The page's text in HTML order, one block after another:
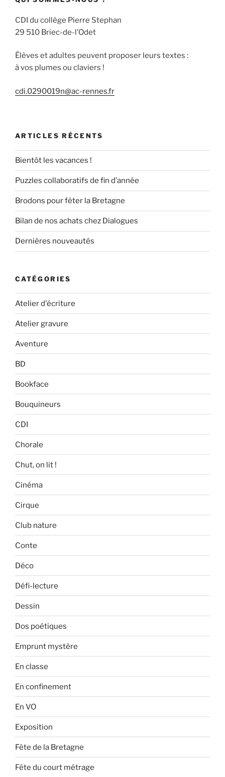
CDI du collège Pierre Stephan
29 510 Briec-de-l’Odet
Élèves et adultes peuvent proposer leurs textes :
à vos plumes ou claviers !
cdi.0290019n@ac-rennes.fr
ARTICLES RÉCENTS
Bientôt les vacances !
Puzzles collaboratifs de fin d’année
Brodons pour fêter la Bretagne
Bilan de nos achats chez Dialogues
Dernières nouveautés
CATÉGORIES
Atelier d'écriture
Atelier gravure
Aventure
BD
Bookface
Bouquineurs
CDI
Chorale
Chut, on lit !
Cinéma
Cirque
Club nature
Conte
Déco
Défi-lecture
Dessin
Dos poétiques
Emprunt mystère
En classe
En confinement
En VO
Exposition
Fête de la Bretagne
Fête du court métrage